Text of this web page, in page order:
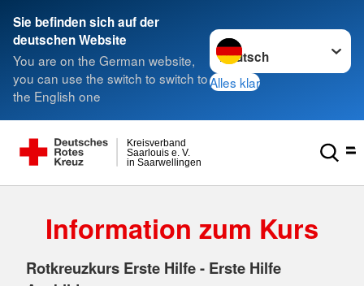
Sie befinden sich auf der
deutschen Website
You are on the German website,
you can use the switch to switch to
the English one
Sprache wechseln zu
Alles klar
in Saarwellingen
Saarlouis e. V.
Kreisverband
Information zum Kurs
Rotkreuzkurs Erste Hilfe - Erste Hilfe